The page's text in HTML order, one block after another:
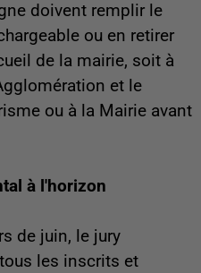
doivent remplir le
ou en retirer
de la mairie, soit à
et le
ou à la Mairie avant
à l'horizon
de juin, le jury
les inscrits et